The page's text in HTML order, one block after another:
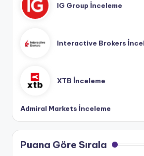
IG Group İnceleme
Interactive Brokers
XTB İnceleme
Admiral Markets İnceleme
Puana Göre Sırala